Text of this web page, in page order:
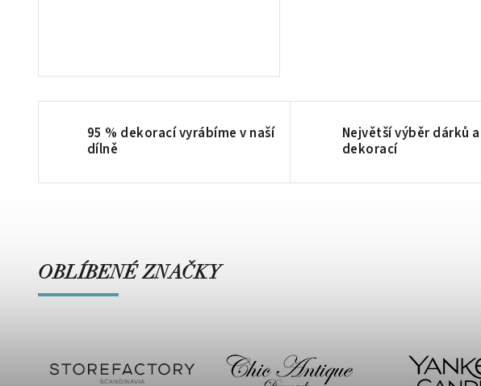
95 % dekorací vyrábíme v naší
dílně
Největší výběr dárků a
dekorací
OBLÍBENÉ ZNAČKY